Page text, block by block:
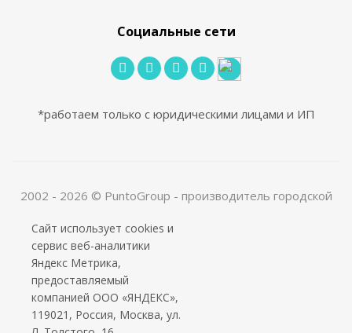
Социальные сети
*работаем только с юридическими лицами и ИП
2002 - 2026 © PuntoGroup - производитель городской
Производитель имеет право вносить изменения в
техническую документацию с минимальными
изменениями во внешнем виде продукта.
ООО «Алюдеко-К» ИНН 4401028410 ОГРН
1024400509121
Сайт использует cookies и
сервис веб-аналитики
Яндекс Метрика,
предоставляемый
компанией ООО «ЯНДЕКС»,
119021, Россия, Москва, ул.